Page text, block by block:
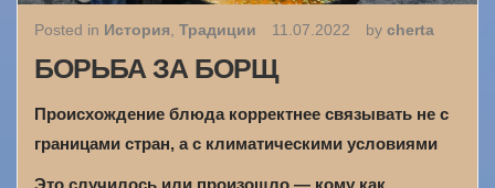
Posted in История Традиции 11.07.2022 by cherta
БОРЬБА ЗА БОРЩ
Происхождение блюда корректнее связывать не с
границами стран, а с климатическими условиями
Это случилось или произошло — кому как